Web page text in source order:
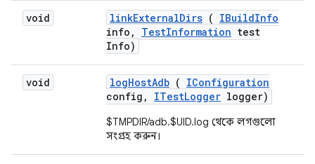
void linkExternalDirs ( IBuildInfo
info , TestInformation test
Info)
void logHostAdb ( IConfiguration
config , ITestLogger logger)
$TMPDIR/adb.$UID.log থেকে লগগুলো
সংগ্রহ করুন।